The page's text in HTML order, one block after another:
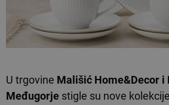
U trgovine Mališić Home&Decor i
Međugorje stigle su nove